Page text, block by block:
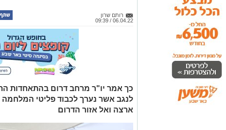
רותם שרון
06.04.22 / 09:39
כך אמר יו"ר מרחב דרום בהתאחדות
לנגב אשר נערך לכבוד פליטי
ארצה ואל אזור הדרום